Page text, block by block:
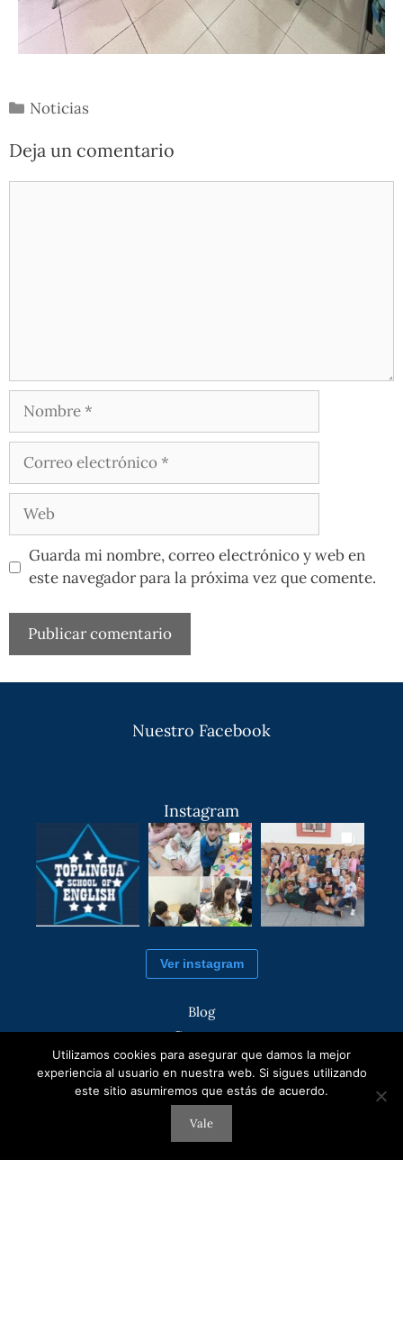
Noticias
Deja un comentario
Guarda mi nombre, correo electrónico y web en
este navegador para la próxima vez que comente.
Nuestro Facebook
Instagram
Ver instagram
Blog
Contacto
Academia de inglés en San Fernando
Aviso legal
Política de cookies
Política de privacidad
Utilizamos cookies para asegurar que damos la mejor
experiencia al usuario en nuestra web. Si sigues utilizando
este sitio asumiremos que estás de acuerdo.
Vale